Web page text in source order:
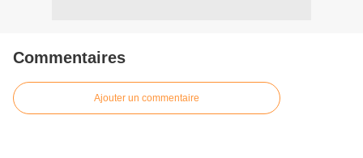
Commentaires
Ajouter un commentaire